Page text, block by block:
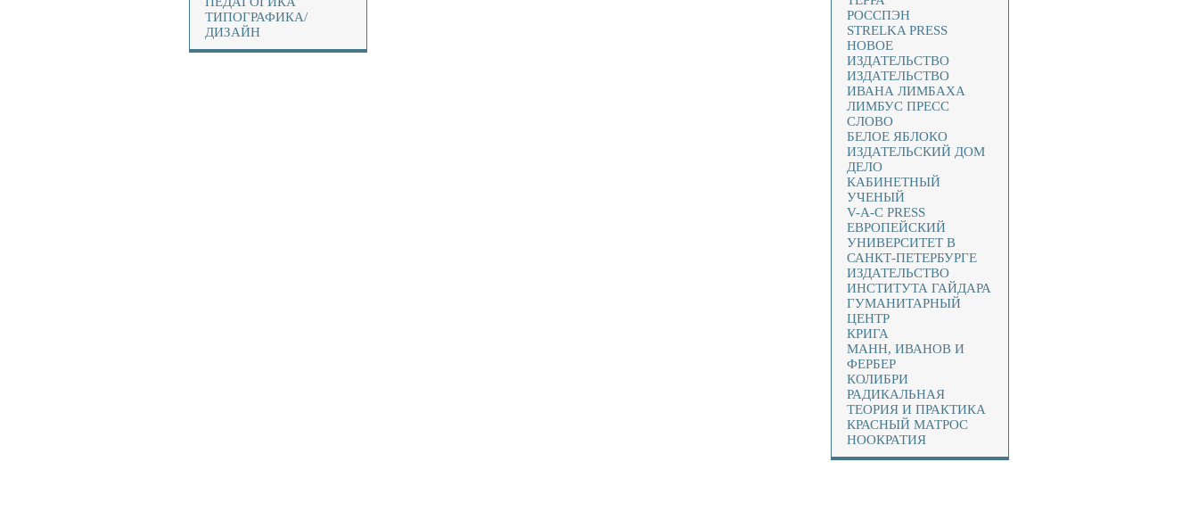
ТИПОГРАФИКА/
ДИЗАЙН
РОССПЭН
STRELKA PRESS
НОВОЕ
ИЗДАТЕЛЬСТВО
ИЗДАТЕЛЬСТВО
ИВАНА ЛИМБАХА
ЛИМБУС ПРЕСС
СЛОВО
БЕЛОЕ ЯБЛОКО
ИЗДАТЕЛЬСКИЙ ДОМ
ДЕЛО
КАБИНЕТНЫЙ
УЧЕНЫЙ
V-A-C PRESS
ЕВРОПЕЙСКИЙ
УНИВЕРСИТЕТ В
САНКТ-ПЕТЕРБУРГЕ
ИЗДАТЕЛЬСТВО
ИНСТИТУТА ГАЙДАРА
ГУМАНИТАРНЫЙ
ЦЕНТР
КРИГА
МАНН, ИВАНОВ И
ФЕРБЕР
КОЛИБРИ
РАДИКАЛЬНАЯ
ТЕОРИЯ И ПРАКТИКА
КРАСНЫЙ МАТРОС
НООКРАТИЯ